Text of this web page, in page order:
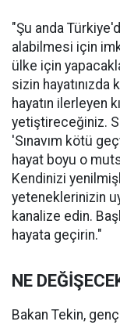
"Şu anda
alabilmesi için
ülke için
sizin
hayatın ilerleyen
yetiştireceğiniz.
'Sınavım kötü
hayat boyu o
Kendinizi
yeteneklerinizin
kanalize edin.
hayata geçirin."
NE
Bakan Tekin,